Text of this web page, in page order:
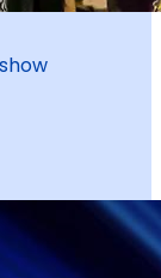
show